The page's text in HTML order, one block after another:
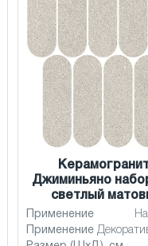
Джиминьяно
светлый
Применение
Применение